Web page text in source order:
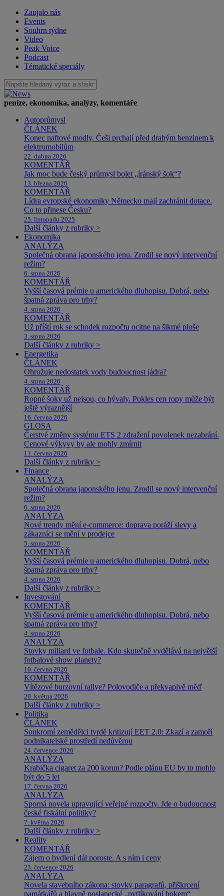
Zaujalo nás
Events
Souhrn týdne
Video
Peak Voice
Podcast
Tématické speciály
peníze, ekonomika, analýzy, komentáře
Autoprůmysl
ČLÁNEK
Konec naftové modly. Češi prchají před drahým benzinem k
elektromobilům
22. dubna 2026
KOMENTÁŘ
Jak moc bude český průmysl bolet „íránský šok“?
13. března 2026
KOMENTÁŘ
Lídra evropské ekonomiky Německo mají zachránit dotace.
Co to přinese Česku?
25. listopadu 2025
Další články z rubriky >
Ekonomika
ANALÝZA
Společná obrana japonského jenu. Zrodil se nový intervenční
režim?
6. srpna 2026
KOMENTÁŘ
Vyšší časová prémie u amerického dluhopisu. Dobrá, nebo
špatná zpráva pro trhy?
4. srpna 2026
KOMENTÁŘ
Už příští rok se schodek rozpočtu ocitne na šikmé ploše
3. srpna 2026
Další články z rubriky >
Energetika
ČLÁNEK
Ohrožuje nedostatek vody budoucnost jádra?
4. srpna 2026
KOMENTÁŘ
Ropné šoky už nejsou, co bývaly. Pokles cen ropy může být
ještě výraznější
16. června 2026
GLOSA
Čerstvé změny systému ETS 2 zdražení povolenek nezabrání.
Cenové výkyvy by ale mohly zmírnit
11. června 2026
Další články z rubriky >
Finance
ANALÝZA
Společná obrana japonského jenu. Zrodil se nový intervenční
režim?
6. srpna 2026
ANALÝZA
Nové trendy mění e-commerce: doprava poráží slevy a
zákazníci se mění v prodejce
5. srpna 2026
KOMENTÁŘ
Vyšší časová prémie u amerického dluhopisu. Dobrá, nebo
špatná zpráva pro trhy?
4. srpna 2026
Další články z rubriky >
Investování
KOMENTÁŘ
Vyšší časová prémie u amerického dluhopisu. Dobrá, nebo
špatná zpráva pro trhy?
4. srpna 2026
ANALÝZA
Stovky miliard ve fotbale. Kdo skutečně vydělává na největší
fotbalové show planety?
10. června 2026
KOMENTÁŘ
Vítězové burzovní rallye? Polovodiče a překvapivě měď
20. května 2026
Další články z rubriky >
Politika
ČLÁNEK
Soukromí zemědělci tvrdě kritizují EET 2.0: Zkazí a zamoří
podnikatelské prostředí nedůvěrou
24. července 2026
ANALÝZA
Krabička cigaret za 200 korun? Podle plánu EU by to mohlo
být do 5 let
17. června 2026
ANALÝZA
Sporná novela upravující veřejné rozpočty. Jde o budoucnost
české fiskální politiky?
7. května 2026
Další články z rubriky >
Reality
KOMENTÁŘ
Zájem o bydlení dál poroste. A s ním i ceny
23. července 2026
ANALÝZA
Novela stavebního zákona: stovky paragrafů, přiškrcení
památkářů a hlavně poslanecké „pytlíkování bokem“